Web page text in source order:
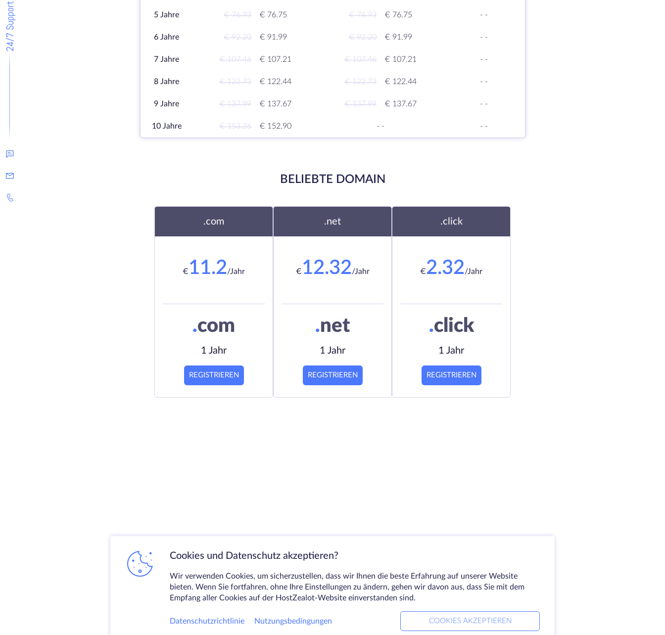
24/7 Support 5 Jahre € 76.93 € 76.75 € 76.93 € 76.75 - -
6 Jahre € 92.20 € 91.99 € 92.20 € 91.99 - -
7 Jahre € 107.46 € 107.21 € 107.46 € 107.21 - -
8 Jahre € 122.73 € 122.44 € 122.73 € 122.44 - -
9 Jahre € 137.99 € 137.67 € 137.99 € 137.67 - -
10 Jahre € 153.26 € 152.90 - - - -
BELIEBTE DOMAIN
.com
€ 11.2/Jahr
.com
1 Jahr
REGISTRIEREN
.net
€ 12.32/Jahr
.net
1 Jahr
REGISTRIEREN
.click
€2.32/Jahr
.click
1 Jahr
REGISTRIEREN
Cookies und Datenschutz akzeptieren?
Wir verwenden Cookies, um sicherzustellen, dass wir Ihnen die beste Erfahrung auf unserer Website
bieten. Wenn Sie fortfahren, ohne Ihre Einstellungen zu ändern, gehen wir davon aus, dass Sie mit dem
Empfang aller Cookies auf der HostZealot-Website einverstanden sind.
Datenschutzrichtlinie Nutzungsbedingungen COOKIES AKZEPTIEREN